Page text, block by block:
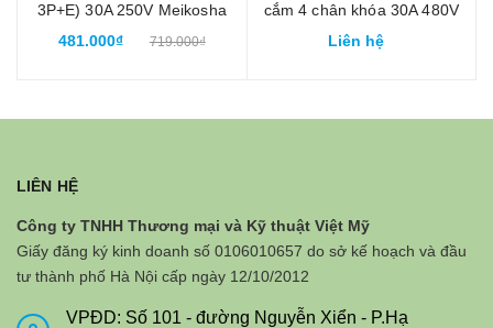
3P+E) 30A 250V Meikosha
MH2890
481.000₫ 719.000₫
cắm 4 chân khóa 30A 480V
3P+E cao su
Liên hệ
LIÊN HỆ
Công ty TNHH Thương mại và Kỹ thuật Việt Mỹ
Giấy đăng ký kinh doanh số 0106010657 do sở kế hoạch và đầu
tư thành phố Hà Nội cấp ngày 12/10/2012
VPĐD: Số 101 - đường Nguyễn Xiển - P.Hạ